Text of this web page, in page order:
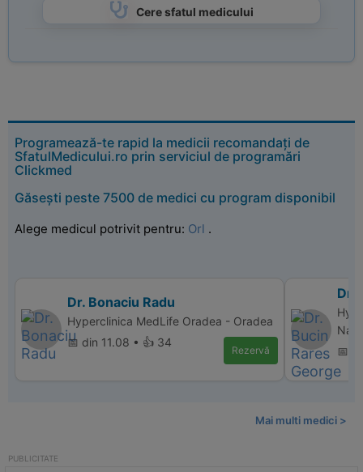
Cere sfatul medicului
Programează-te rapid la medicii recomandați de
SfatulMedicului.ro prin serviciul de programări
Clickmed
Găsești peste 7500 de medici cu program disponibil
Alege medicul potrivit pentru: Orl .
Dr. Bonaciu Radu
Hyperclinica MedLife Oradea - Oradea
📅 din 11.08 • 👍 34
Rezervă
Dr.
📅
Mai multi medici >